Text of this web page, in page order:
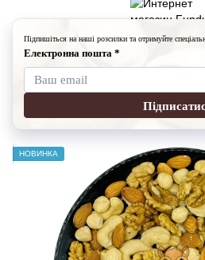
Орешки Орешки Fundukmarket
Микс из сырых Орехов
9012211235-200
НОВИНКА